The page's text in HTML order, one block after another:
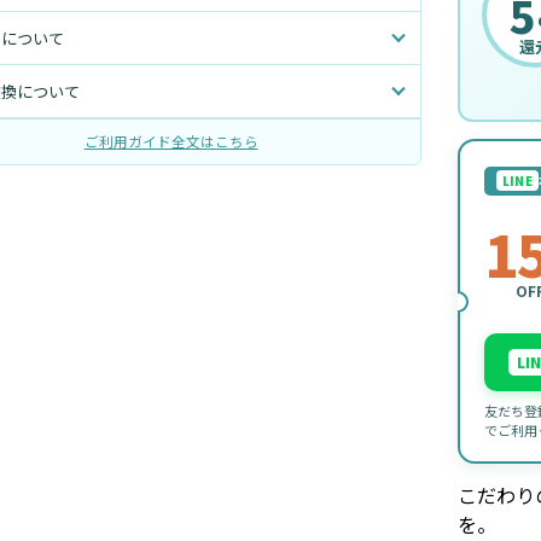
ついて
について
ご利用ガイド全文はこちら
5
還
LINE
友だち
でご利
こだわ
を。